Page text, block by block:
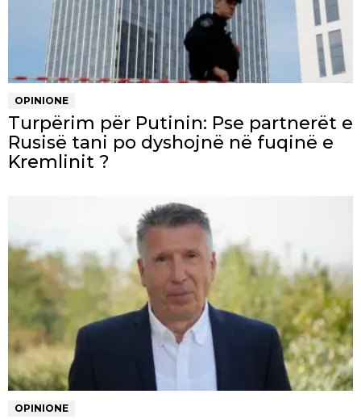
OPINIONE
Turpërim për Putinin: Pse partnerët e
Rusisë tani po dyshojnë në fuqinë e
Kremlinit ?
OPINIONE